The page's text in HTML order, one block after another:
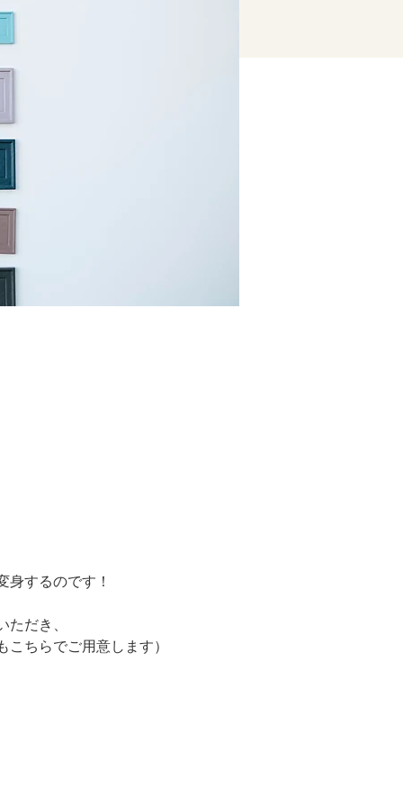
するのです！
だき、
ちらでご用意します）